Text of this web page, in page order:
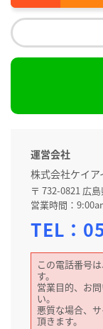
運営会社
株式会社ケイア
〒 732-0821 広
営業時間：
TEL：
この電話番号
す。
営業目的、お
い。
悪質な場合、
頂きます。